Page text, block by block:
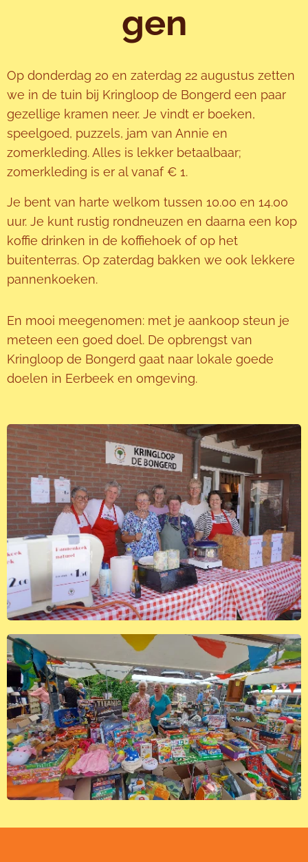
gen
Op donderdag 20 en zaterdag 22 augustus zetten
we in de tuin bij Kringloop de Bongerd een paar
gezellige kramen neer. Je vindt er boeken,
speelgoed, puzzels, jam van Annie en
zomerkleding. Alles is lekker betaalbaar;
zomerkleding is er al vanaf € 1.
Je bent van harte welkom tussen 10.00 en 14.00
uur. Je kunt rustig rondneuzen en daarna een kop
koffie drinken in de koffiehoek of op het
buitenterras. Op zaterdag bakken we ook lekkere
pannenkoeken.
En mooi meegenomen: met je aankoop steun je
meteen een goed doel. De opbrengst van
Kringloop de Bongerd gaat naar lokale goede
doelen in Eerbeek en omgeving.